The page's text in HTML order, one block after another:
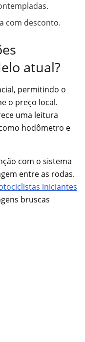
com desconto.
atual?
permitindo o
o preço local.
uma leitura
hodômetro e
com o sistema
entre as rodas.
iniciantes
bruscas